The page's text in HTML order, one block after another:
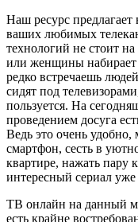
Наш ресурс
ваших любимых
технологий не стоит
или женщины набирает
редко встречаешь
сидят под
пользуется. На
проведением досуга
Ведь это очень удобно,
смартфон, сесть в
квартире, нажать пару
интересный сериал
ТВ онлайн на данный
есть крайне